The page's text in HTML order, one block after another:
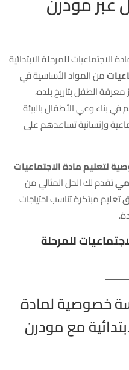
للمرحلة الابتدائية
من المواد الأساسية في
معرفة الطفل بتاريخ بلده،
بناء وعي الأطفال بالبيئة
وإنسانية تساعدهم على
لتعليم مادة الاجتماعيات
تقدم لك الحل المثالي من
تعليم مبتكرة تناسب احتياجات
للمرحلة
خصوصية لمادة
مع مودرن